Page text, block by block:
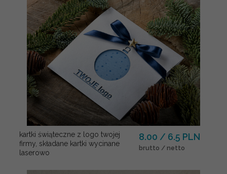
kartki świąteczne z logo twojej
firmy, składane kartki wycinane
laserowo
8.00 / 6.5 PLN
brutto / netto